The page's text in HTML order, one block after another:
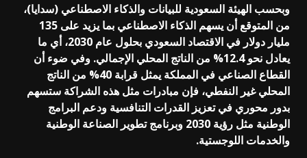
وبحسب الهيئة السعودية للبيانات والذكاء الاصطناعي (سدايا)،
من المتوقع أن يسهم الذكاء الاصطناعي بما يزيد على 135
مليار دولار في الاقتصاد السعودي بحلول عام 2030، أي ما
يعادل نحو 12.4% من الناتج المحلي الإجمالي. وفي ضوء أن
القطاع الصناعي في المملكة يمثل قرابة 40% من الناتج
المحلي غير النفطي، فإن مبادرات مثل هذه الشراكة ستسهم
بدور محوري في تعزيز القدرات التنافسية ودعم البرامج
الوطنية مثل رؤية 2030 وبرنامج تطوير الصناعة الوطنية
والخدمات اللوجستية.